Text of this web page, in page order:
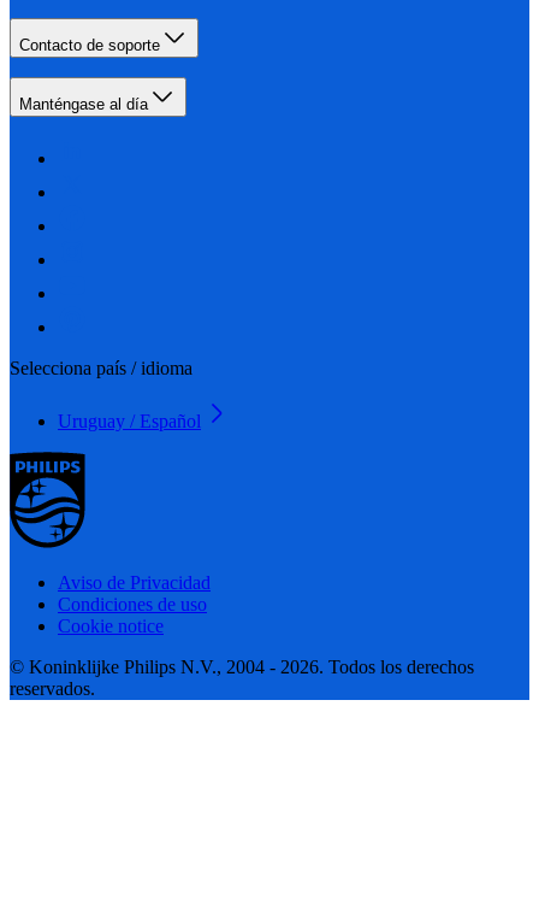
Contacto de soporte
Manténgase al día
Selecciona país / idioma
Uruguay / Español
Aviso de Privacidad
Condiciones de uso
Cookie notice
© Koninklijke Philips N.V., 2004 - 2026. Todos los derechos
reservados.